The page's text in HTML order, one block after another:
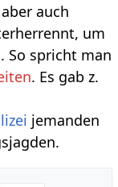
auch
um
So spricht man
. Es gab z.
jemanden